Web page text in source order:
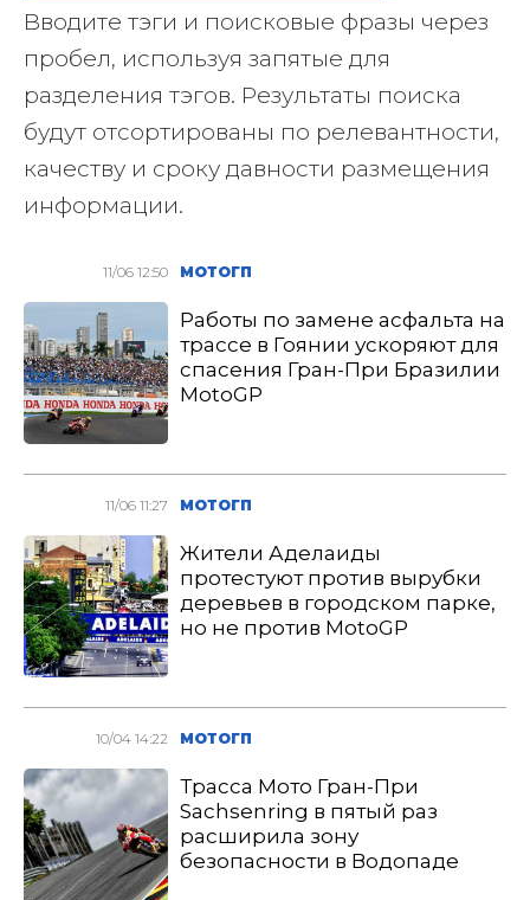
Вводите тэги и поисковые фразы через
пробел, используя запятые для
разделения тэгов. Результаты поиска
будут отсортированы по релевантности,
качеству и сроку давности размещения
информации.
11/06 12:50 МОТОГП
Работы по замене асфальта на
трассе в Гоянии ускоряют для
спасения Гран-При Бразилии
MotoGP
11/06 11:27 МОТОГП
Жители Аделаиды
протестуют против вырубки
деревьев в городском парке,
но не против MotoGP
10/04 14:22 МОТОГП
Трасса Мото Гран-При
Sachsenring в пятый раз
расширила зону
безопасности в Водопаде